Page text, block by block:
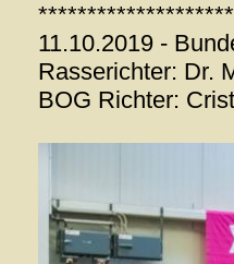
11.10.2019 -
Rasserichter: Dr.
BOG Richter: